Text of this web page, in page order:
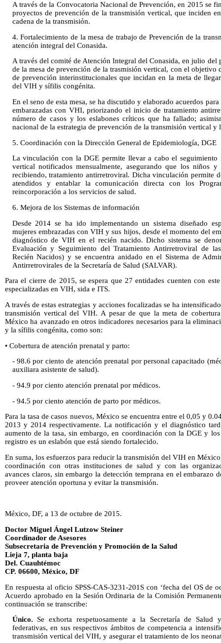
A través de la Convocatoria Nacional de Prevención, en 2015 se
proyectos de prevención de la transmisión vertical, que inciden
cadena de la transmisión.
4. Fortalecimiento de la mesa de trabajo de Prevención de la
atención integral del Conasida.
A través del comité de Atención Integral del Conasida, en julio del
de la mesa de prevención de la trasmisión vertical, con el objetivo
de prevención interinstitucionales que incidan en la meta de
del VIH y sífilis congénita.
En el seno de esta mesa, se ha discutido y elaborado acuerdos
embarazadas con VHI, priorizando el inicio de tratamiento
número de casos y los eslabones críticos que ha fallado;
nacional de la estrategia de prevención de la transmisión vertical y
5. Coordinación con la Dirección General de Epidemiología, DGE
La vinculación con la DGE permite llevar a cabo el seguimiento
vertical notificados mensualmente, asegurando que los niños
recibiendo, tratamiento antirretroviral. Dicha vinculación permite
atendidos y entablar la comunicación directa con los
reincorporación a los servicios de salud.
6. Mejora de los Sistemas de información
Desde 2014 se ha ido implementando un sistema diseñado
mujeres embrazadas con VIH y sus hijos, desde el momento del
diagnóstico de VIH en el recién nacido. Dicho sistema se
Evaluación y Seguimiento del Tratamiento Antirretroviral de
Recién Nacidos) y se encuentra anidado en el Sistema de
Antirretrovirales de la Secretaría de Salud (SALVAR).
Para el cierre de 2015, se espera que 27 entidades cuenten con
especializadas en VIH, sida e ITS.
A través de estas estrategias y acciones focalizadas se ha
transmisión vertical del VIH. A pesar de que la meta de
México ha avanzado en otros indicadores necesarios para la
y la sífilis congénita, como son:
• Cobertura de atención prenatal y parto:
- 98.6 por ciento de atención prenatal por personal capacitado
auxiliara asistente de salud).
- 94.9 por ciento atención prenatal por médicos.
- 94.5 por ciento atención de parto por médicos.
Para la tasa de casos nuevos, México se encuentra entre el 0,05 y
2013 y 2014 respectivamente. La notificación y el diagnóstico
aumento de la tasa, sin embargo, en coordinación con la DGE y los
registro es un eslabón que está siendo fortalecido.
En suma, los esfuerzos para reducir la transmisión del VIH en
coordinación con otras instituciones de salud y con las
avances claros, sin embargo la detección temprana en el embarazo
proveer atención oportuna y evitar la transmisión.
México, DF, a 13 de octubre de 2015.
Doctor Miguel Ángel Lutzow Steiner
Coordinador de Asesores
Subsecretaria de Prevención y Promoción de la Salud
Lieja 7, planta baja
Del. Cuauhtémoc
CP. 06600, México, DF
En respuesta al oficio SPSS-CAS-3231-201S con ‘fecha del OS de
Acuerdo aprobado en la Sesión Ordinaria de la Comisión
continuación se transcribe:
Único. Se exhorta respetuosamente a la Secretaría de
federativas, en sus respectivos ámbitos de competencia a
transmisión vertical del VIH, y asegurar el tratamiento de los